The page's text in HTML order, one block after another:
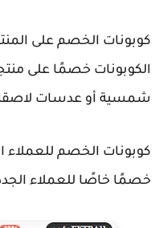
كوبونات الخصم على
الكوبونات خصمًا على
شمسية أو عدسات
كوبونات الخصم للعملاء
خصمًا خاصًا للعملاء